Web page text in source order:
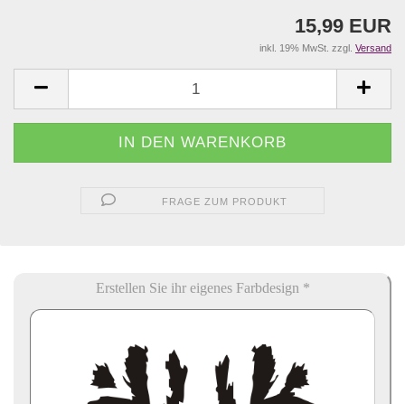
15,99 EUR
inkl. 19% MwSt. zzgl. Versand
FRAGE ZUM PRODUKT
Erstellen Sie ihr eigenes Farbdesign *